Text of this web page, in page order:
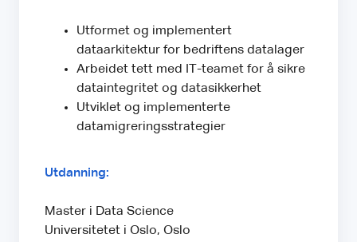
Utformet og implementert
dataarkitektur for bedriftens datalager
Arbeidet tett med IT-teamet for å sikre
dataintegritet og datasikkerhet
Utviklet og implementerte
datamigreringsstrategier
Utdanning:
Master i Data Science
Universitetet i Oslo, Oslo